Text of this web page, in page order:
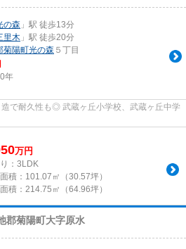
の森 」駅 徒歩13分
里木 」駅 徒歩20分
菊陽町光の森 ５丁目
年
で耐久性も◎ 武蔵ヶ丘小学校、武蔵ヶ丘中学
万円
：3LDK
積： 101.07㎡（30.57坪）
積： 214.75㎡（64.96坪）
郡菊陽町大字原水